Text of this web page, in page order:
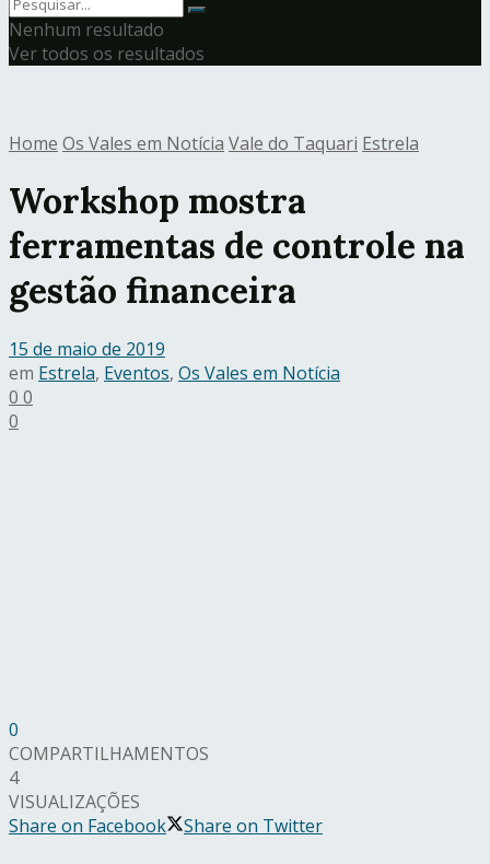
Nenhum resultado
Ver todos os resultados
Home Os Vales em Notícia Vale do Taquari Estrela
Workshop mostra
ferramentas de controle na
gestão financeira
15 de maio de 2019
em Estrela, Eventos, Os Vales em Notícia
0 0
0
0
COMPARTILHAMENTOS
4
VISUALIZAÇÕES
Share on Facebook
Share on Twitter